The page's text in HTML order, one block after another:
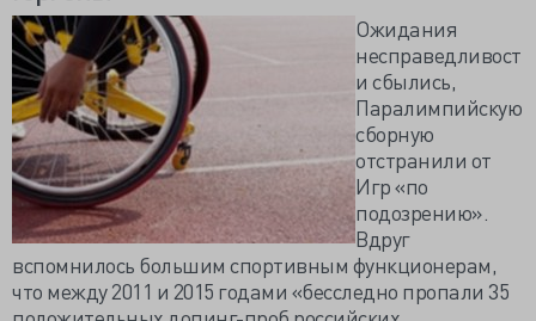
Ожидания
несправедливост
и сбылись,
Паралимпийскую
сборную
отстранили от
Игр «по
подозрению».
Вдруг
вспомнилось большим спортивным функционерам,
что между 2011 и 2015 годами «бесследно пропали 35